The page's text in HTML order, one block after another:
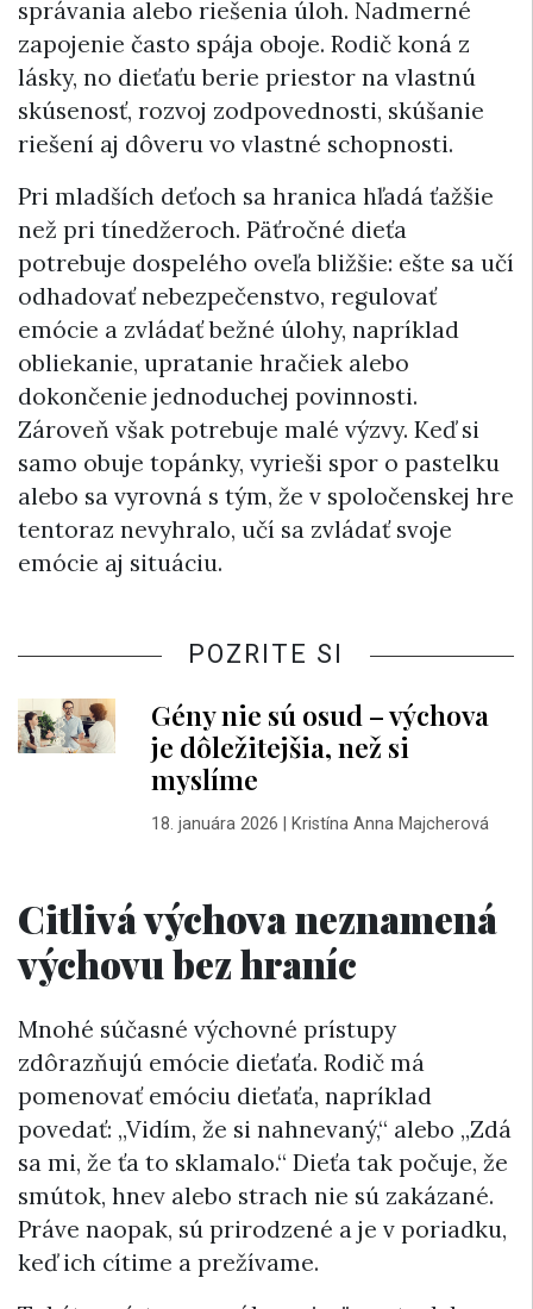
správania alebo riešenia úloh. Nadmerné
zapojenie často spája oboje. Rodič koná z
lásky, no dieťaťu berie priestor na vlastnú
skúsenosť, rozvoj zodpovednosti, skúšanie
riešení aj dôveru vo vlastné schopnosti.
Pri mladších deťoch sa hranica hľadá ťažšie
než pri tínedžeroch. Päťročné dieťa
potrebuje dospelého oveľa bližšie: ešte sa učí
odhadovať nebezpečenstvo, regulovať
emócie a zvládať bežné úlohy, napríklad
obliekanie, upratanie hračiek alebo
dokončenie jednoduchej povinnosti.
Zároveň však potrebuje malé výzvy. Keď si
samo obuje topánky, vyrieši spor o pastelku
alebo sa vyrovná s tým, že v spoločenskej hre
tentoraz nevyhralo, učí sa zvládať svoje
emócie aj situáciu.
POZRITE SI
Gény nie sú osud – výchova
je dôležitejšia, než si
myslíme
18. januára 2026 Kristína Anna Majcherová
Citlivá výchova neznamená
výchovu bez hraníc
Mnohé súčasné výchovné prístupy
zdôrazňujú emócie dieťaťa. Rodič má
pomenovať emóciu dieťaťa, napríklad
povedať: „Vidím, že si nahnevaný,“ alebo „Zdá
sa mi, že ťa to sklamalo.“ Dieťa tak počuje, že
smútok, hnev alebo strach nie sú zakázané.
Práve naopak, sú prirodzené a je v poriadku,
keď ich cítime a prežívame.